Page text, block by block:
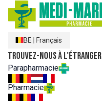
BE Français
Trouvez-nous à l'étranger
Parapharmacie
Pharmacie